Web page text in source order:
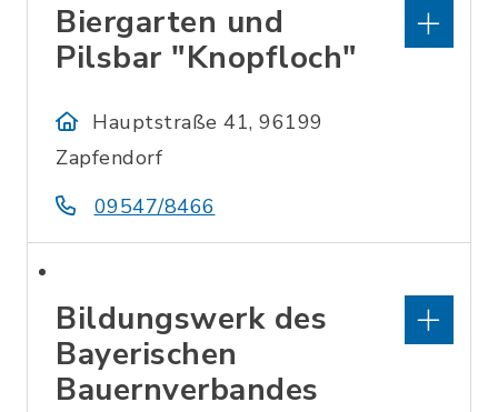
Biergarten und
Pilsbar "Knopfloch"
Hauptstraße 41, 96199
Zapfendorf
09547/8466
Bildungswerk des
Bayerischen
Bauernverbandes